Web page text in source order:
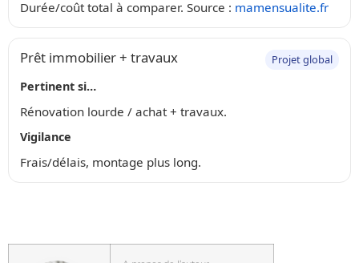
Durée/coût total à comparer. Source : mamensualite.fr
Prêt immobilier + travaux Projet global
Pertinent si…
Rénovation lourde / achat + travaux.
Vigilance
Frais/délais, montage plus long.